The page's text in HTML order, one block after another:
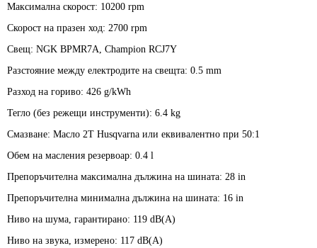
Максимална скорост: 10200 rpm
Скорост на празен ход: 2700 rpm
Свещ: NGK BPMR7A, Champion RCJ7Y
Разстояние между електродите на свещта: 0.5 mm
Разход на гориво: 426 g/kWh
Тегло (без режещи инструменти): 6.4 kg
Смазване: Масло 2Т Husqvarna или еквивалентно при 50:1
Обем на масления резервоар: 0.4 l
Препоръчителна максимална дължина на шината: 28 in
Препоръчителна минимална дължина на шината: 16 in
Ниво на шума, гарантирано: 119 dB(A)
Ниво на звука, измерено: 117 dB(A)